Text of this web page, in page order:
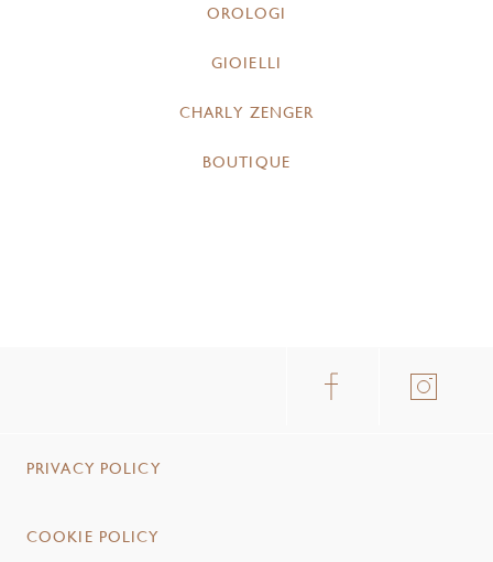
OROLOGI
GIOIELLI
CHARLY ZENGER
BOUTIQUE
PRIVACY POLICY
COOKIE POLICY